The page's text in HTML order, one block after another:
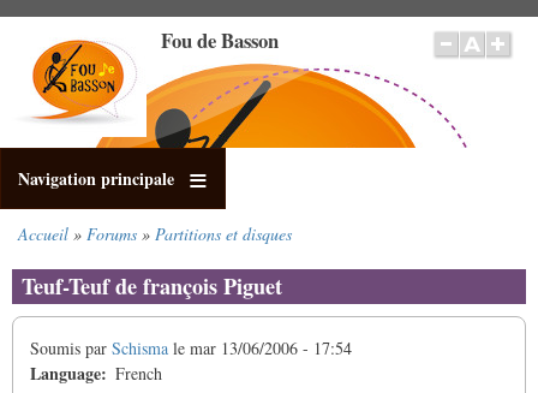
contenu
principal
Fou de Basson
Navigation principale
d'Ariane
Accueil Forums Partitions et disques
Teuf-Teuf de françois Piguet
Soumis par Schisma le mar 13/06/2006 - 17:54
Language
French